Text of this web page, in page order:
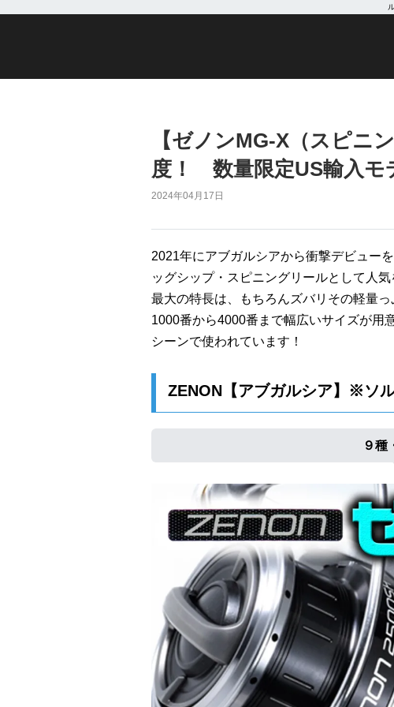
【ゼノンMG-X（スピニ
度！ 数量限定US輸入モ
2024年04月17日
2021年にアブガルシアから衝撃デビュー
ッグシップ・スピニングリールとして人気
最大の特長は、もちろんズバリその軽量っ
1000番から4000番まで幅広いサイズが用
シーンで使われています！
ZENON【アブガルシア】※ソ
９種